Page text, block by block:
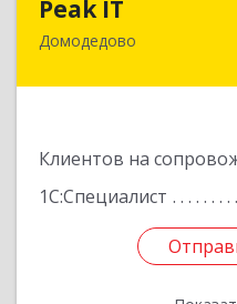
Peak IT
Домодедово
Клиентов на
1С:Специалист
142073,